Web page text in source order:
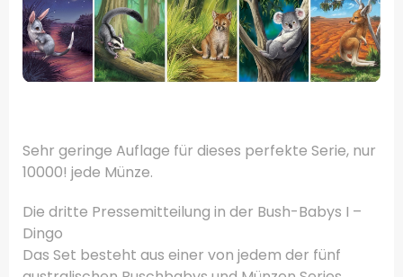
Sehr geringe Auflage für dieses perfekte Serie, nur
10000! jede Münze.
Die dritte Pressemitteilung in der Bush-Babys I –
Dingo
Das Set besteht aus einer von jedem der fünf